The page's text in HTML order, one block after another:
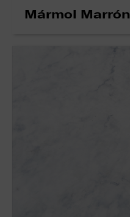
Mármol Marrón